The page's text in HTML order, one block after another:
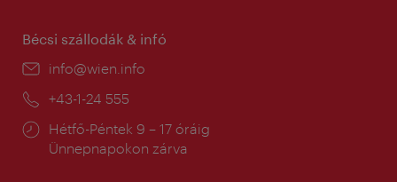
Bécsi szállodák & infó
E-
info@wien.info
Telefon:
+43-1-24 555
Nyitva
tartás:
Hétfő-Péntek 9 – 17 óráig
Ünnepnapokon zárva